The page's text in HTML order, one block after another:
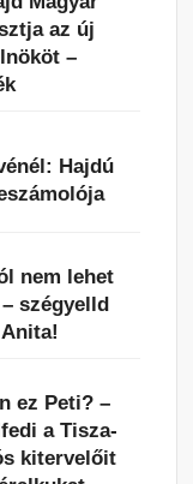
az új
–
Hajdú
nem lehet
szégyelld
ez Peti? –
a Tisza-
kitervelőit